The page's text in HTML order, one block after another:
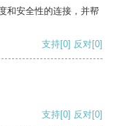
和安全性的连接，并帮
支持[0] 反对[0]
支持[0] 反对[0]